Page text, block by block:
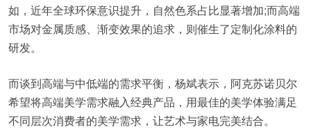
如，近年全球环保意识提升，自然色系占比显著增加;而高端
市场对金属质感、渐变效果的追求，则催生了定制化涂料的
研发。
而谈到高端与中低端的需求平衡，杨斌表示，阿克苏诺贝尔
希望将高端美学需求融入经典产品，用最佳的美学体验满足
不同层次消费者的美学需求，让艺术与家电完美结合。